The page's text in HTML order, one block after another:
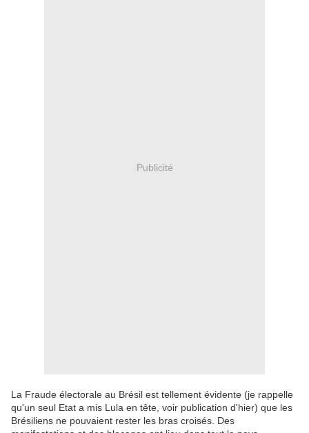
Publicité
La Fraude électorale au Brésil est tellement évidente (je rappelle
qu'un seul Etat a mis Lula en tête, voir publication d'hier) que les
Brésiliens ne pouvaient rester les bras croisés. Des